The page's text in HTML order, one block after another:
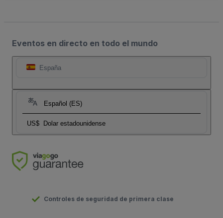
Eventos en directo en todo el mundo
España
Español (ES)
US$ Dolar estadounidense
Controles de seguridad de primera clase